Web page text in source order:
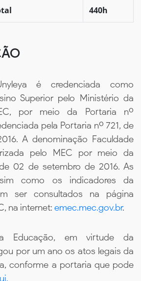
440h
é credenciada como
Superior pelo Ministério da
por meio da Portaria nº
pela Portaria nº 721, de
A denominação Faculdade
pelo MEC por meio da
02 de setembro de 2016. As
como os indicadores da
ser consultados na página
na internet: emec.mec.gov.br.
Educação, em virtude da
por um ano os atos legais da
conforme a portaria que pode